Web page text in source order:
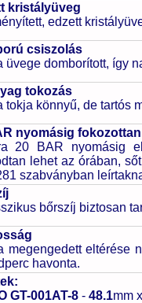
kristályüveg
edzett
csiszolás
üvege domborított, így
tokozás
tokja könnyű, de tartós
nyomásig
20 BAR nyomásig
lehet az órában,
szabványban
bőrszíj biztosan
megengedett eltérése
havonta.
GT-001AT-8 - 48.1mm